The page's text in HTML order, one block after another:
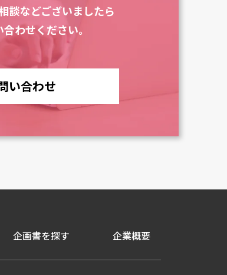
談などございましたら
わせください。
い合わせ
企画書を探す 企業概要